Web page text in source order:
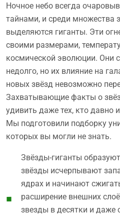
Ночное небо всегда
тайнами, и среди множества
выделяются гиганты. Эти
своими размерами,
космической эволюции. Они
недолго, но их влияние на
новых звёзд невозможно
Захватывающие факты о
удивить даже тех, кто давно
Мы подготовили подборку
которых вы могли не знать.
Звёзды-гиганты
звёзды исчерпывают
ядрах и начинают
расширение внешних
звезды в десятки и даже